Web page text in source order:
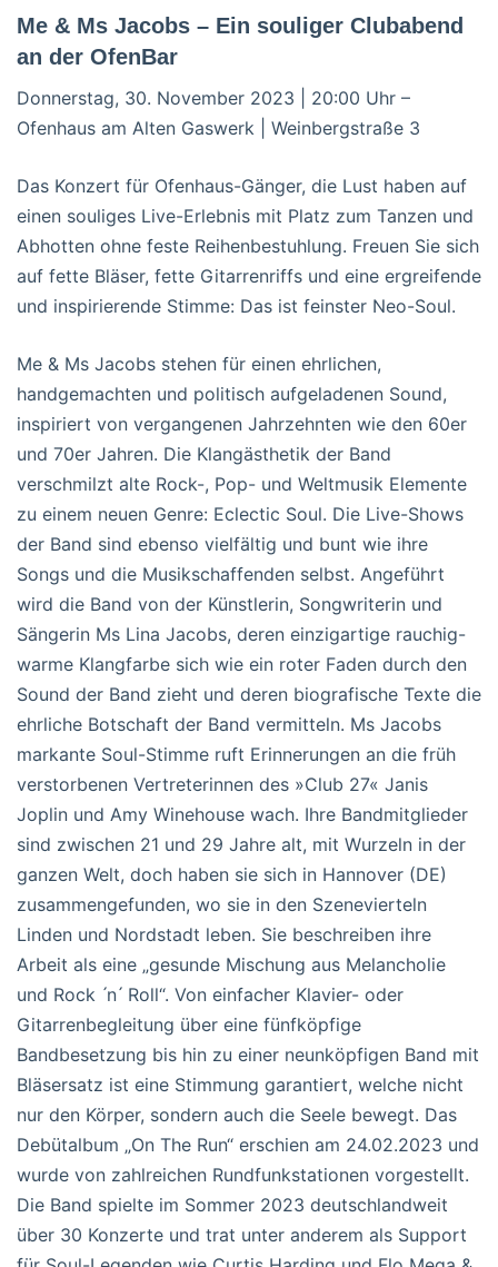
Me & Ms Jacobs – Ein souliger Clubabend
an der OfenBar
Donnerstag, 30. November 2023 | 20:00 Uhr –
Ofenhaus am Alten Gaswerk | Weinbergstraße 3
Das Konzert für Ofenhaus-Gänger, die Lust haben auf
einen souliges Live-Erlebnis mit Platz zum Tanzen und
Abhotten ohne feste Reihenbestuhlung. Freuen Sie sich
auf fette Bläser, fette Gitarrenriffs und eine ergreifende
und inspirierende Stimme: Das ist feinster Neo-Soul.
Me & Ms Jacobs stehen für einen ehrlichen,
handgemachten und politisch aufgeladenen Sound,
inspiriert von vergangenen Jahrzehnten wie den 60er
und 70er Jahren. Die Klangästhetik der Band
verschmilzt alte Rock-, Pop- und Weltmusik Elemente
zu einem neuen Genre: Eclectic Soul. Die Live-Shows
der Band sind ebenso vielfältig und bunt wie ihre
Songs und die Musikschaffenden selbst. Angeführt
wird die Band von der Künstlerin, Songwriterin und
Sängerin Ms Lina Jacobs, deren einzigartige rauchig-
warme Klangfarbe sich wie ein roter Faden durch den
Sound der Band zieht und deren biografische Texte die
ehrliche Botschaft der Band vermitteln. Ms Jacobs
markante Soul-Stimme ruft Erinnerungen an die früh
verstorbenen Vertreterinnen des »Club 27« Janis
Joplin und Amy Winehouse wach. Ihre Bandmitglieder
sind zwischen 21 und 29 Jahre alt, mit Wurzeln in der
ganzen Welt, doch haben sie sich in Hannover (DE)
zusammengefunden, wo sie in den Szenevierteln
Linden und Nordstadt leben. Sie beschreiben ihre
Arbeit als eine „gesunde Mischung aus Melancholie
und Rock ́n ́ Roll“. Von einfacher Klavier- oder
Gitarrenbegleitung über eine fünfköpfige
Bandbesetzung bis hin zu einer neunköpfigen Band mit
Bläsersatz ist eine Stimmung garantiert, welche nicht
nur den Körper, sondern auch die Seele bewegt. Das
Debütalbum „On The Run“ erschien am 24.02.2023 und
wurde von zahlreichen Rundfunkstationen vorgestellt.
Die Band spielte im Sommer 2023 deutschlandweit
über 30 Konzerte und trat unter anderem als Support